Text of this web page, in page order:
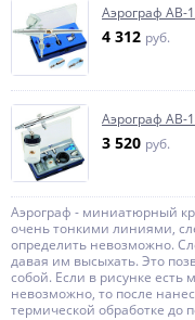
Аэрограф AB-
4 312 руб.
Аэрограф AB-
3 520 руб.
Аэрограф - миниатюрный
очень тонкими линиями,
определить невозможно.
давая им высыхать. Это
собой. Если в рисунке есть
невозможно, то после
термической обработке до